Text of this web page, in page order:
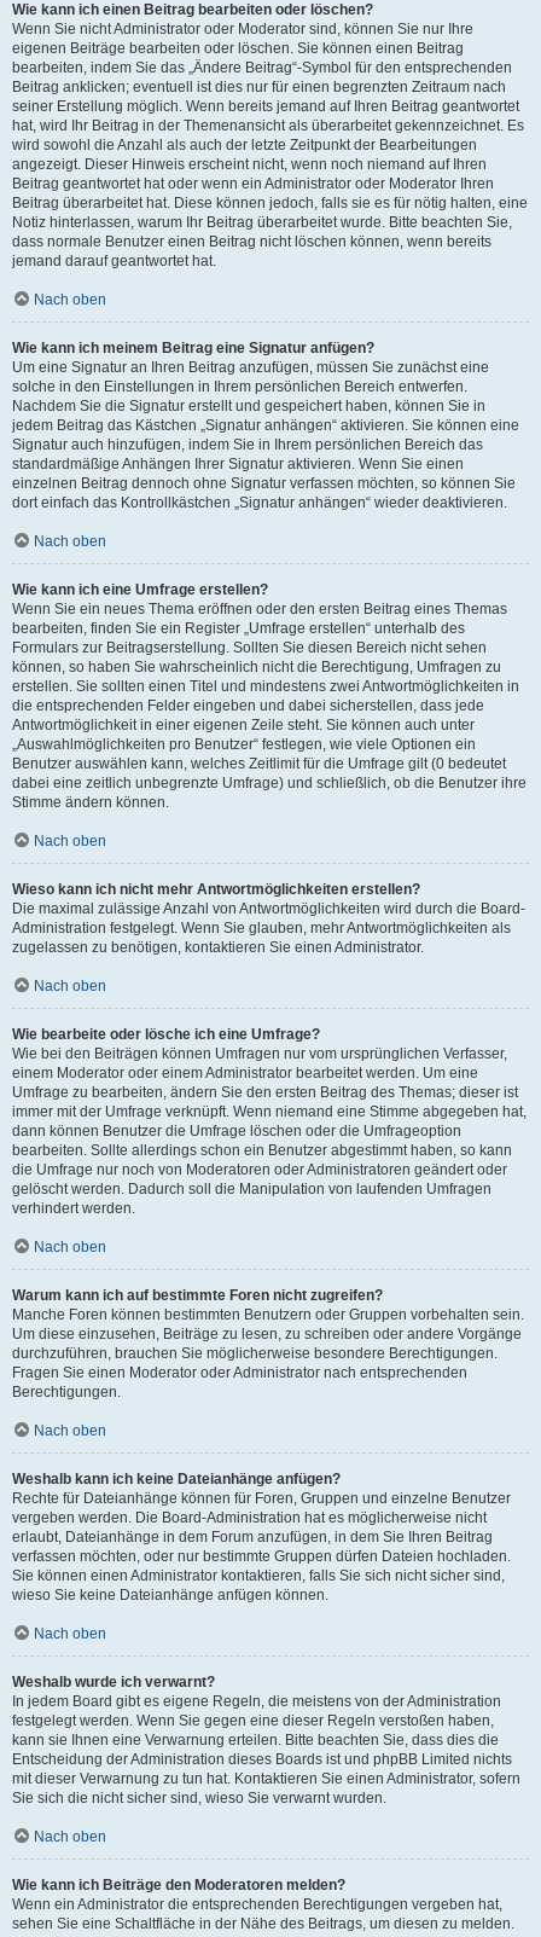
Wie kann ich einen Beitrag bearbeiten oder löschen?
Wenn Sie nicht Administrator oder Moderator sind, können Sie nur Ihre
eigenen Beiträge bearbeiten oder löschen. Sie können einen Beitrag
bearbeiten, indem Sie das „Ändere Beitrag“-Symbol für den entsprechenden
Beitrag anklicken; eventuell ist dies nur für einen begrenzten Zeitraum nach
seiner Erstellung möglich. Wenn bereits jemand auf Ihren Beitrag geantwortet
hat, wird Ihr Beitrag in der Themenansicht als überarbeitet gekennzeichnet. Es
wird sowohl die Anzahl als auch der letzte Zeitpunkt der Bearbeitungen
angezeigt. Dieser Hinweis erscheint nicht, wenn noch niemand auf Ihren
Beitrag geantwortet hat oder wenn ein Administrator oder Moderator Ihren
Beitrag überarbeitet hat. Diese können jedoch, falls sie es für nötig halten, eine
Notiz hinterlassen, warum Ihr Beitrag überarbeitet wurde. Bitte beachten Sie,
dass normale Benutzer einen Beitrag nicht löschen können, wenn bereits
jemand darauf geantwortet hat.
Nach oben
Wie kann ich meinem Beitrag eine Signatur anfügen?
Um eine Signatur an Ihren Beitrag anzufügen, müssen Sie zunächst eine
solche in den Einstellungen in Ihrem persönlichen Bereich entwerfen.
Nachdem Sie die Signatur erstellt und gespeichert haben, können Sie in
jedem Beitrag das Kästchen „Signatur anhängen“ aktivieren. Sie können eine
Signatur auch hinzufügen, indem Sie in Ihrem persönlichen Bereich das
standardmäßige Anhängen Ihrer Signatur aktivieren. Wenn Sie einen
einzelnen Beitrag dennoch ohne Signatur verfassen möchten, so können Sie
dort einfach das Kontrollkästchen „Signatur anhängen“ wieder deaktivieren.
Nach oben
Wie kann ich eine Umfrage erstellen?
Wenn Sie ein neues Thema eröffnen oder den ersten Beitrag eines Themas
bearbeiten, finden Sie ein Register „Umfrage erstellen“ unterhalb des
Formulars zur Beitragserstellung. Sollten Sie diesen Bereich nicht sehen
können, so haben Sie wahrscheinlich nicht die Berechtigung, Umfragen zu
erstellen. Sie sollten einen Titel und mindestens zwei Antwortmöglichkeiten in
die entsprechenden Felder eingeben und dabei sicherstellen, dass jede
Antwortmöglichkeit in einer eigenen Zeile steht. Sie können auch unter
„Auswahlmöglichkeiten pro Benutzer“ festlegen, wie viele Optionen ein
Benutzer auswählen kann, welches Zeitlimit für die Umfrage gilt (0 bedeutet
dabei eine zeitlich unbegrenzte Umfrage) und schließlich, ob die Benutzer ihre
Stimme ändern können.
Nach oben
Wieso kann ich nicht mehr Antwortmöglichkeiten erstellen?
Die maximal zulässige Anzahl von Antwortmöglichkeiten wird durch die Board-
Administration festgelegt. Wenn Sie glauben, mehr Antwortmöglichkeiten als
zugelassen zu benötigen, kontaktieren Sie einen Administrator.
Nach oben
Wie bearbeite oder lösche ich eine Umfrage?
Wie bei den Beiträgen können Umfragen nur vom ursprünglichen Verfasser,
einem Moderator oder einem Administrator bearbeitet werden. Um eine
Umfrage zu bearbeiten, ändern Sie den ersten Beitrag des Themas; dieser ist
immer mit der Umfrage verknüpft. Wenn niemand eine Stimme abgegeben hat,
dann können Benutzer die Umfrage löschen oder die Umfrageoption
bearbeiten. Sollte allerdings schon ein Benutzer abgestimmt haben, so kann
die Umfrage nur noch von Moderatoren oder Administratoren geändert oder
gelöscht werden. Dadurch soll die Manipulation von laufenden Umfragen
verhindert werden.
Nach oben
Warum kann ich auf bestimmte Foren nicht zugreifen?
Manche Foren können bestimmten Benutzern oder Gruppen vorbehalten sein.
Um diese einzusehen, Beiträge zu lesen, zu schreiben oder andere Vorgänge
durchzuführen, brauchen Sie möglicherweise besondere Berechtigungen.
Fragen Sie einen Moderator oder Administrator nach entsprechenden
Berechtigungen.
Nach oben
Weshalb kann ich keine Dateianhänge anfügen?
Rechte für Dateianhänge können für Foren, Gruppen und einzelne Benutzer
vergeben werden. Die Board-Administration hat es möglicherweise nicht
erlaubt, Dateianhänge in dem Forum anzufügen, in dem Sie Ihren Beitrag
verfassen möchten, oder nur bestimmte Gruppen dürfen Dateien hochladen.
Sie können einen Administrator kontaktieren, falls Sie sich nicht sicher sind,
wieso Sie keine Dateianhänge anfügen können.
Nach oben
Weshalb wurde ich verwarnt?
In jedem Board gibt es eigene Regeln, die meistens von der Administration
festgelegt werden. Wenn Sie gegen eine dieser Regeln verstoßen haben,
kann sie Ihnen eine Verwarnung erteilen. Bitte beachten Sie, dass dies die
Entscheidung der Administration dieses Boards ist und phpBB Limited nichts
mit dieser Verwarnung zu tun hat. Kontaktieren Sie einen Administrator, sofern
Sie sich die nicht sicher sind, wieso Sie verwarnt wurden.
Nach oben
Wie kann ich Beiträge den Moderatoren melden?
Wenn ein Administrator die entsprechenden Berechtigungen vergeben hat,
sehen Sie eine Schaltfläche in der Nähe des Beitrags, um diesen zu melden.